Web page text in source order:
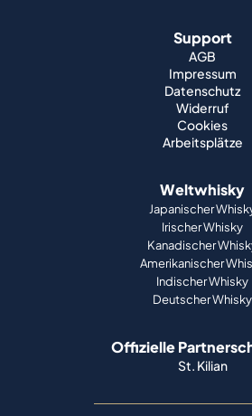
Support
AGB
Impressum
Datenschutz
Widerruf
Cookies
Arbeitsplätze
Weltwhisky
Japanischer
Irischer Whisky
Kanadischer
Amerikanischer
Indischer Whisky
Deutscher Whisky
Offizielle
St. Kilian